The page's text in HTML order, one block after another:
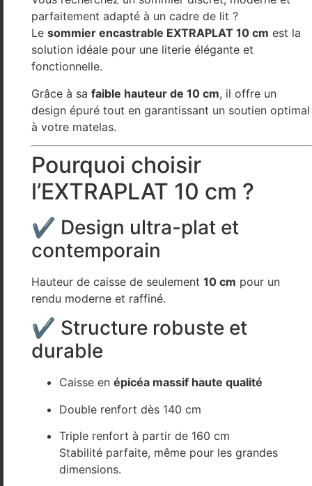
parfaitement adapté à un cadre de lit ?
Le sommier encastrable EXTRAPLAT 10 cm est la
solution idéale pour une literie élégante et
fonctionnelle.
Grâce à sa faible hauteur de 10 cm, il offre un
design épuré tout en garantissant un soutien optimal
à votre matelas.
Pourquoi choisir
l’EXTRAPLAT 10 cm ?
✔ Design ultra-plat et
contemporain
Hauteur de caisse de seulement 10 cm pour un
rendu moderne et raffiné.
✔ Structure robuste et
durable
Caisse en épicéa massif haute qualité
Double renfort dès 140 cm
Triple renfort à partir de 160 cm
Stabilité parfaite, même pour les grandes
dimensions.